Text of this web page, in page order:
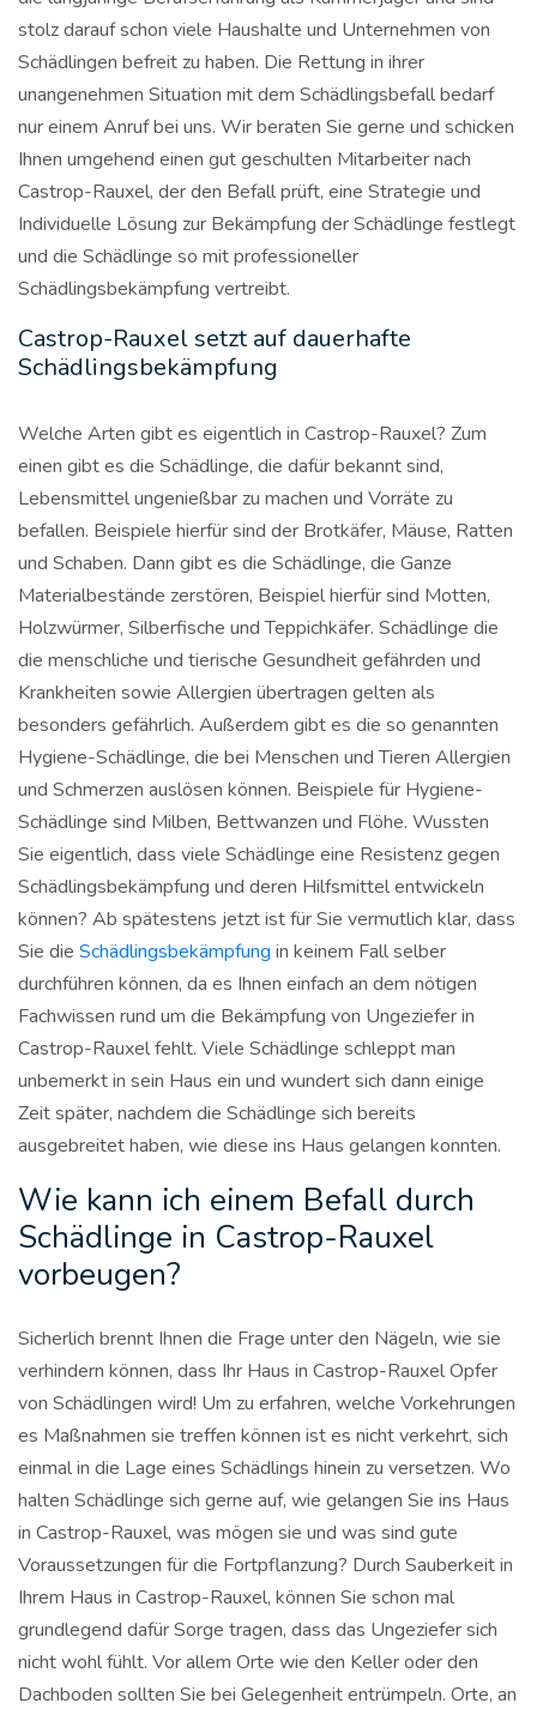
stolz darauf schon viele Haushalte und Unternehmen von
Schädlingen befreit zu haben. Die Rettung in ihrer
unangenehmen Situation mit dem Schädlingsbefall bedarf
nur einem Anruf bei uns. Wir beraten Sie gerne und schicken
Ihnen umgehend einen gut geschulten Mitarbeiter nach
Castrop-Rauxel, der den Befall prüft, eine Strategie und
Individuelle Lösung zur Bekämpfung der Schädlinge festlegt
und die Schädlinge so mit professioneller
Schädlingsbekämpfung vertreibt.
Castrop-Rauxel setzt auf dauerhafte
Schädlingsbekämpfung
Welche Arten gibt es eigentlich in Castrop-Rauxel? Zum
einen gibt es die Schädlinge, die dafür bekannt sind,
Lebensmittel ungenießbar zu machen und Vorräte zu
befallen. Beispiele hierfür sind der Brotkäfer, Mäuse, Ratten
und Schaben. Dann gibt es die Schädlinge, die Ganze
Materialbestände zerstören, Beispiel hierfür sind Motten,
Holzwürmer, Silberfische und Teppichkäfer. Schädlinge die
die menschliche und tierische Gesundheit gefährden und
Krankheiten sowie Allergien übertragen gelten als
besonders gefährlich. Außerdem gibt es die so genannten
Hygiene-Schädlinge, die bei Menschen und Tieren Allergien
und Schmerzen auslösen können. Beispiele für Hygiene-
Schädlinge sind Milben, Bettwanzen und Flöhe. Wussten
Sie eigentlich, dass viele Schädlinge eine Resistenz gegen
Schädlingsbekämpfung und deren Hilfsmittel entwickeln
können? Ab spätestens jetzt ist für Sie vermutlich klar, dass
Sie die Schädlingsbekämpfung in keinem Fall selber
durchführen können, da es Ihnen einfach an dem nötigen
Fachwissen rund um die Bekämpfung von Ungeziefer in
Castrop-Rauxel fehlt. Viele Schädlinge schleppt man
unbemerkt in sein Haus ein und wundert sich dann einige
Zeit später, nachdem die Schädlinge sich bereits
ausgebreitet haben, wie diese ins Haus gelangen konnten.
Wie kann ich einem Befall durch
Schädlinge in Castrop-Rauxel
vorbeugen?
Sicherlich brennt Ihnen die Frage unter den Nägeln, wie sie
verhindern können, dass Ihr Haus in Castrop-Rauxel Opfer
von Schädlingen wird! Um zu erfahren, welche Vorkehrungen
es Maßnahmen sie treffen können ist es nicht verkehrt, sich
einmal in die Lage eines Schädlings hinein zu versetzen. Wo
halten Schädlinge sich gerne auf, wie gelangen Sie ins Haus
in Castrop-Rauxel, was mögen sie und was sind gute
Voraussetzungen für die Fortpflanzung? Durch Sauberkeit in
Ihrem Haus in Castrop-Rauxel, können Sie schon mal
grundlegend dafür Sorge tragen, dass das Ungeziefer sich
nicht wohl fühlt. Vor allem Orte wie den Keller oder den
Dachboden sollten Sie bei Gelegenheit entrümpeln. Orte, an